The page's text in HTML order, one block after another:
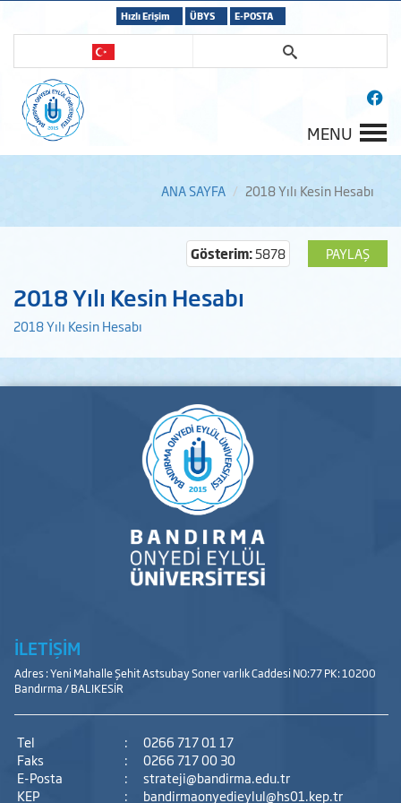
Hızlı Erişim ÜBYS E-POSTA
MENU
ANA SAYFA 2018 Yılı Kesin Hesabı
PAYLAŞ
Gösterim:5878
2018 Yılı Kesin Hesabı
2018 Yılı Kesin Hesabı
İLETİŞİM
Adres : Yeni Mahalle Şehit Astsubay Soner varlık Caddesi NO:77 PK: 10200
Bandırma / BALIKESİR
Tel :
0266 717 01 17
Faks
:
0266 717 00 30
E-Posta
:
strateji@bandirma.edu.tr
KEP
: bandirmaonyedieylul@hs01.kep.tr